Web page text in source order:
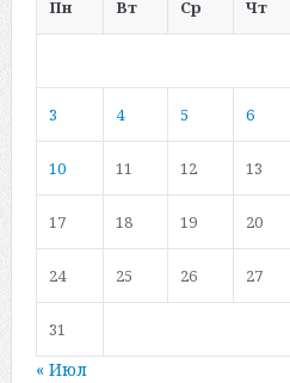
Пн
Вт Ср Чт
3 4 5 6
10 11 12 13
17 18 19 20
24 25 26 27
31
« Июл